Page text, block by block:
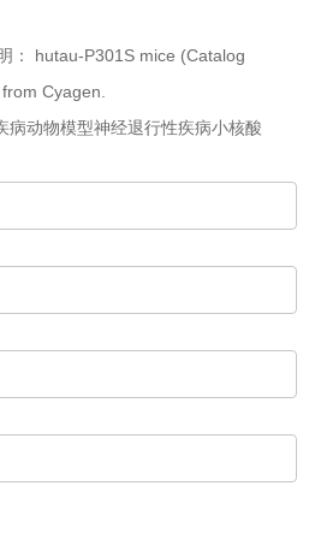
： hutau-P301S mice (Catalog
Cyagen.
病动物模型神经退行性疾病小核酸